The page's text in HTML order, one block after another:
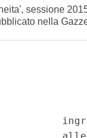
sessione
nella